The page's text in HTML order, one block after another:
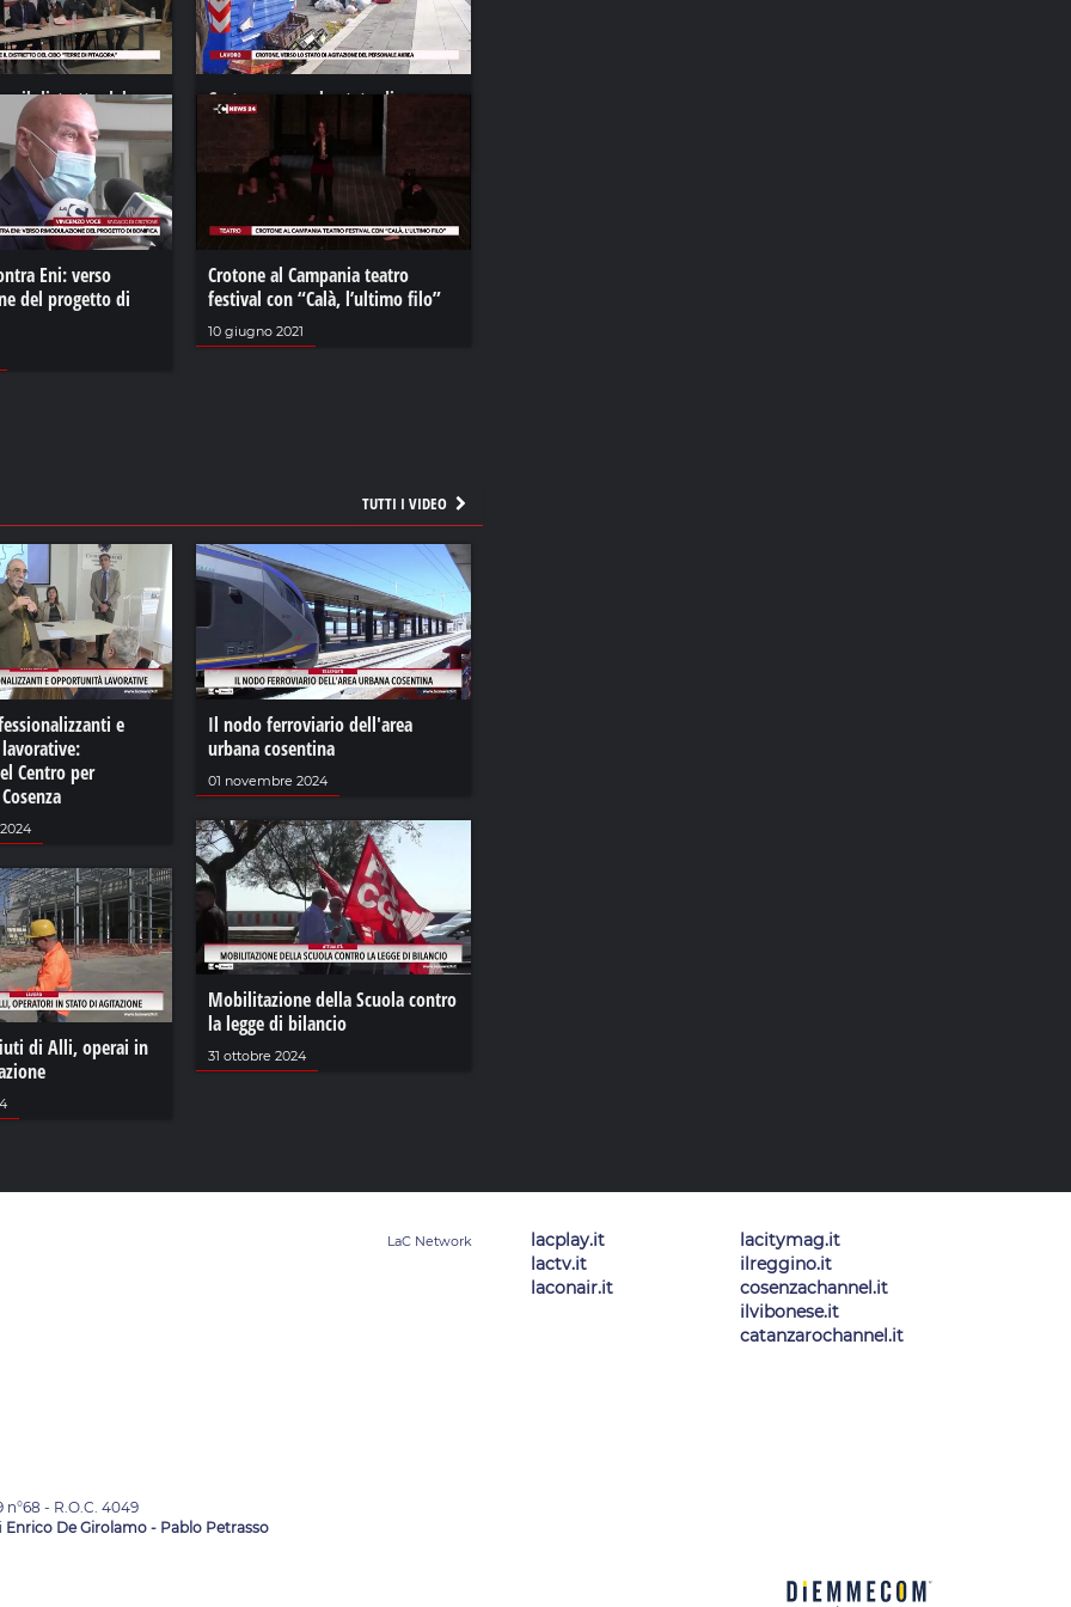
il distretto del
Pitagora”
Crotone, verso lo stato di
agitazione del personale Akrea
30 novembre 2021
Eni: verso
del progetto di
Crotone al Campania teatro
festival con “Calà, l’ultimo filo”
10 giugno 2021
TUTTI I VIDEO
e
Centro per
Il nodo ferroviario dell'area
urbana cosentina
01 novembre 2024
Mobilitazione della Scuola contro
la legge di bilancio
31 ottobre 2024
di Alli, operai in
lacplay.it
lactv.it
laconair.it
lacitymag.it
ilreggino.it
cosenzachannel.it
ilvibonese.it
catanzarochannel.it
- R.O.C. 4049
Enrico De Girolamo - Pablo Petrasso